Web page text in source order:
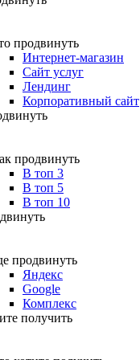
продвинуть
Интернет-магазин
Сайт услуг
Лендинг
Корпоративный сайт
продвинуть
В топ 3
В топ 5
В топ 10
продвинуть
Яндекс
Google
Комплекс
получить